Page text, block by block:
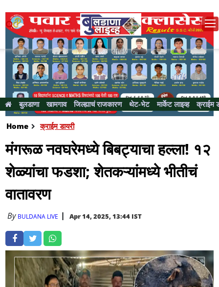
बुलडाणा खामगाव जिल्ह्याचं राजकारण थेट-भेट मार्केट लाइव्ह क्राईम
Home क्राईम डायरी
मंगरूळ नवघरेमध्ये बिबट्याचा हल्ला! १२
शेळ्यांचा फडशा; शेतकऱ्यांमध्ये भीतीचं
वातावरण
By BULDANA LIVE Apr 14, 2025, 13:44 IST